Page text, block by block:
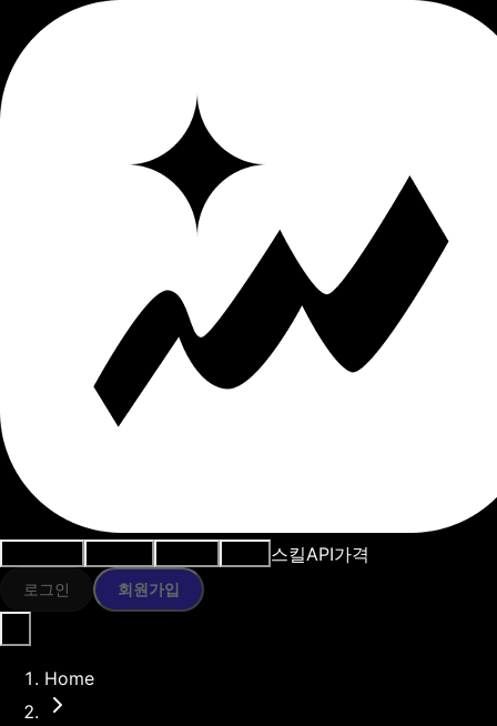
스킬API가격
로그인 회원가입
Home